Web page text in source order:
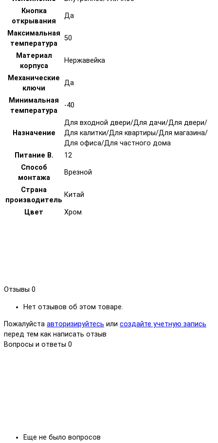
Кнопка
открывания
Да
Максимальная
температура
50
Материал
корпуса
Нержавейка
Механические
ключи
Да
Минимальная
температура
-40
Назначение
Для входной двери/Для дачи/Для двери/
Для калитки/Для квартиры/Для магазина/
Для офиса/Для частного дома
Питание В.
12
Способ
монтажа
Врезной
Страна
производитель
Китай
Цвет Хром
Отзывы 0
Нет отзывов об этом товаре.
Пожалуйста авторизируйтесь или создайте учетную запись
перед тем как написать отзыв
Вопросы и ответы 0
Еще не было вопросов